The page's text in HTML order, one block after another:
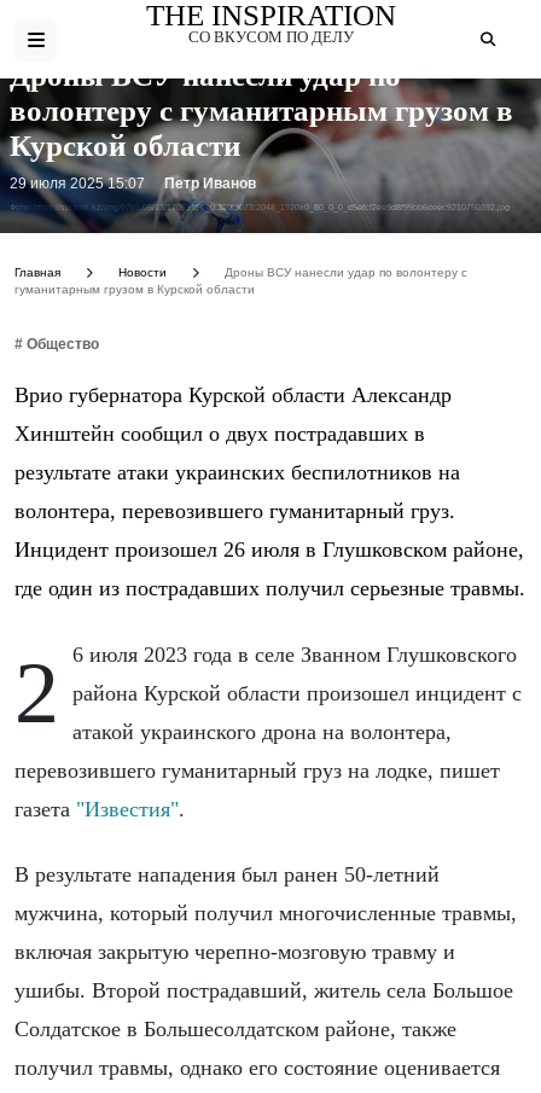
THE INSPIRATION
СО ВКУСОМ ПО ДЕЛУ
Фото: https://sputnik.kz/img/07e5/05/13/17095190_0:320:3073:2048_1920x0_80_0_0_d5efcf2ee9d8f99bb6deec9210750392.jpg
Дроны ВСУ нанесли удар по
волонтеру с гуманитарным грузом в
Курской области
29 июля 2025 15:07 Петр Иванов
Главная Новости
Дроны ВСУ нанесли удар по волонтеру с
гуманитарным грузом в Курской области
# Общество
Врио губернатора Курской области Александр
Хинштейн сообщил о двух пострадавших в
результате атаки украинских беспилотников на
волонтера, перевозившего гуманитарный груз.
Инцидент произошел 26 июля в Глушковском районе,
где один из пострадавших получил серьезные травмы.
26 июля 2023 года в селе Званном Глушковского
района Курской области произошел инцидент с
атакой украинского дрона на волонтера,
перевозившего гуманитарный груз на лодке, пишет
газета "Известия".
В результате нападения был ранен 50-летний
мужчина, который получил многочисленные травмы,
включая закрытую черепно-мозговую травму и
ушибы. Второй пострадавший, житель села Большое
Солдатское в Большесолдатском районе, также
получил травмы, однако его состояние оценивается